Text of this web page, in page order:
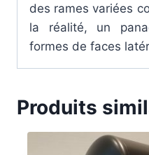
des rames variées
la réalité, un
formes de faces
Produits